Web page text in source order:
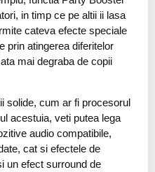
in timp ce pe altii ii lasa
cateva efecte speciale
prin atingerea diferitelor
mai degraba de copii
solide, cum ar fi procesorul
acestuia, veti putea lega
audio compatibile,
cat si efectele de
un efect surround de